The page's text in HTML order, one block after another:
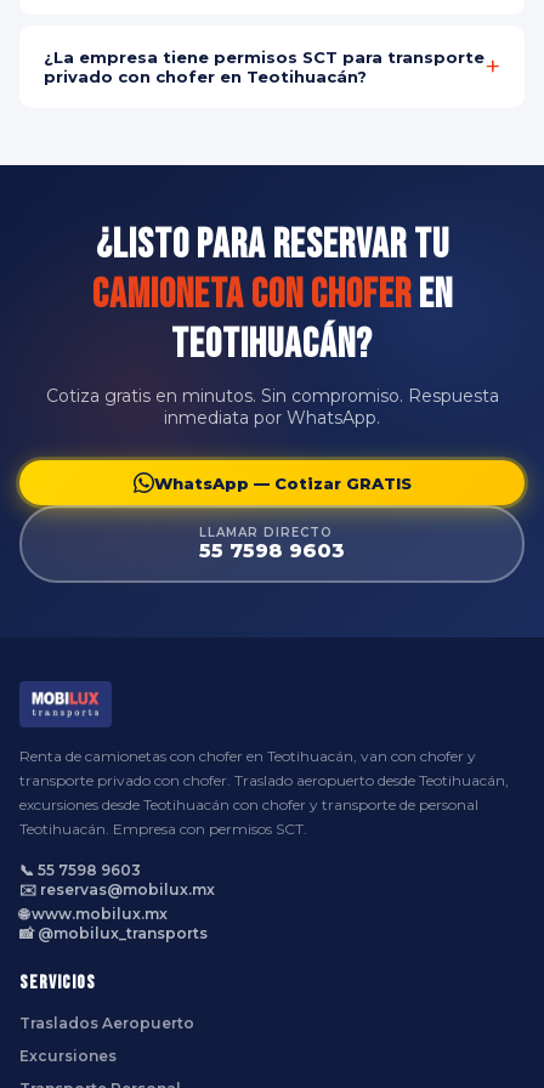
Para eventos especiales y grupos grandes, sugerimos hacerlo con
más tiempo para garantizar disponibilidad del vehículo ideal.
¿La empresa tiene permisos SCT para transporte
privado con chofer en Teotihuacán?
contrato digital con todos los detalles del viaje.
¿Listo para Reservar tu
Camioneta con Choferen
Teotihuacán?
Cotiza gratis en minutos. Sin compromiso. Respuesta
inmediata por WhatsApp.
WhatsApp — Cotizar GRATIS
LLAMAR DIRECTO
55 7598 9603
Renta de camionetas con chofer en Teotihuacán, van con chofer y
transporte privado con chofer. Traslado aeropuerto desde Teotihuacán,
excursiones desde Teotihuacán con chofer y transporte de personal
Teotihuacán. Empresa con permisos SCT.
📞 55 7598 9603
✉️ reservas@mobilux.mx
🌐 www.mobilux.mx
📸 @mobilux_transports
Servicios
Traslados Aeropuerto
Excursiones